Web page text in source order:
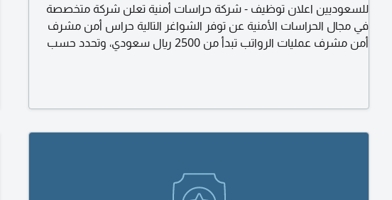
للسعوديين اعلان توظيف - شركة حراسات أمنية تعلن شركة متخصصة
في مجال الحراسات الأمنية عن توفر الشواغر التالية حراس أمن مشرف
أمن مشرف عمليات الرواتب تبدأ من 2500 ريال سعودي، وتحدد حسب